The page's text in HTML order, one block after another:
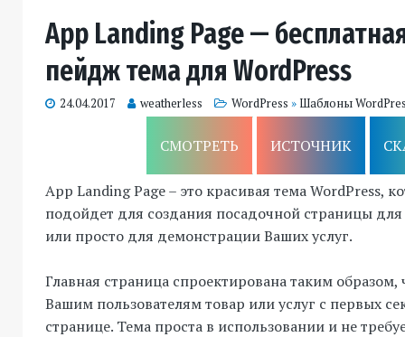
App Landing Page —
пейдж тема для WordPress
24.04.2017 weatherless WordPress » Шаблоны
СМОТРЕТЬ ИСТОЧНИК
App Landing Page – это красивая тема WordPress,
подойдет для создания посадочной страницы
или просто для демонстрации Ваших услуг.
Главная страница спроектирована таким
Вашим пользователям товар или услуг с первых
странице. Тема проста в использовании и не